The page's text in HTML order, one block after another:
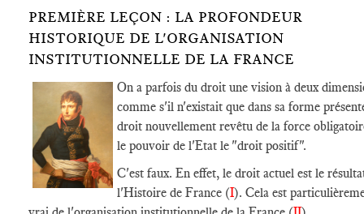
PREMIÈRE LEÇON : LA PROFONDEUR
HISTORIQUE DE L'ORGANISATION
INSTITUTIONNELLE DE LA FRANCE
On a parfois du droit une vision à deux
comme s'il n'existait que dans sa forme
droit nouvellement revêtu de la force
le pouvoir de l'Etat le "droit positif".
C'est faux. En effet, le droit actuel est le
l'Histoire de France (I). Cela est